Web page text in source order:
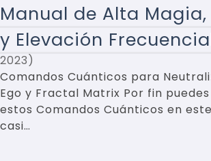
Manual de Alta
y Elevación
2023
Comandos Cuánticos para
Ego y Fractal Matrix Por fin puedes
estos Comandos Cuánticos en
casi…